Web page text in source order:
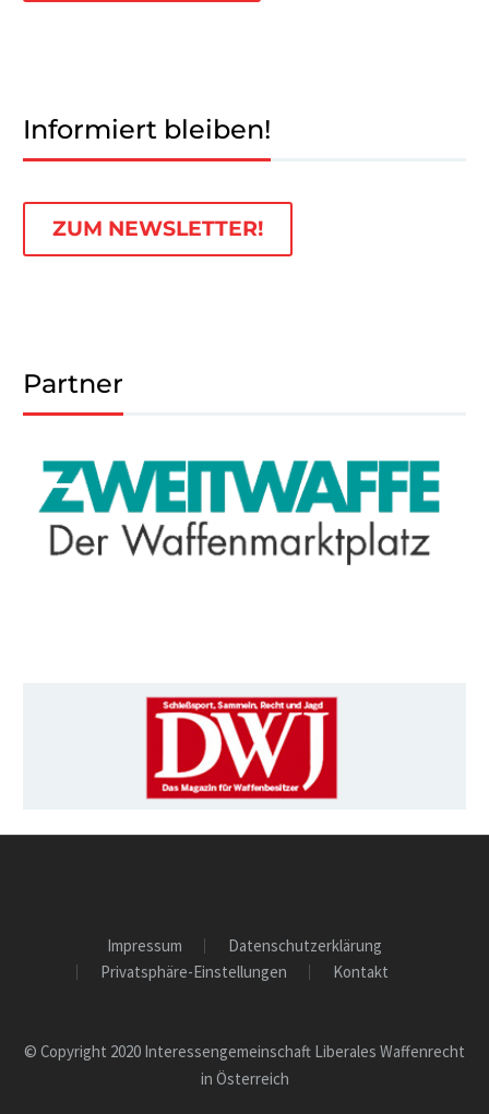
Informiert bleiben!
ZUM NEWSLETTER!
Partner
Impressum
Datenschutzerklärung
Privatsphäre-Einstellungen
Kontakt
© Copyright 2020 Interessengemeinschaft Liberales Waffenrecht
in Österreich